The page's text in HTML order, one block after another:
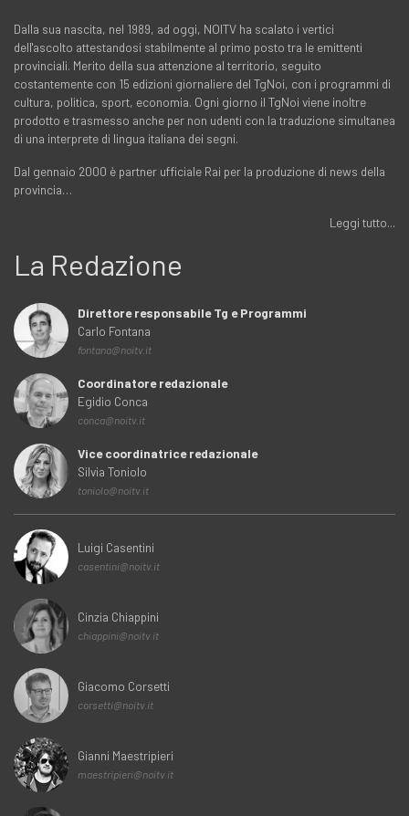
Dalla sua nascita, nel 1989, ad oggi, NOITV ha scalato i vertici
dell'ascolto attestandosi stabilmente al primo posto tra le emittenti
provinciali. Merito della sua attenzione al territorio, seguito
costantemente con 15 edizioni giornaliere del TgNoi, con i programmi di
cultura, politica, sport, economia. Ogni giorno il TgNoi viene inoltre
prodotto e trasmesso anche per non udenti con la traduzione simultanea
di una interprete di lingua italiana dei segni.
Dal gennaio 2000 è partner ufficiale Rai per la produzione di news della
provincia…
Leggi tutto...
La Redazione
Direttore responsabile Tg e Programmi
Carlo Fontana
fontana@noitv.it
Coordinatore redazionale
Egidio Conca
conca@noitv.it
Vice coordinatrice redazionale
Silvia Toniolo
toniolo@noitv.it
Luigi Casentini
casentini@noitv.it
Cinzia Chiappini
chiappini@noitv.it
Giacomo Corsetti
corsetti@noitv.it
Gianni Maestripieri
maestripieri@noitv.it